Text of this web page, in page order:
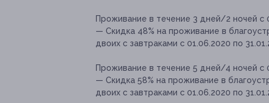
Проживание в течение 3 дней/2 ночей с
— Скидка 48% на проживание в
двоих с завтраками с 01.06.2020 по
Проживание в течение 5 дней/4 ночей с
— Скидка 58% на проживание в
двоих с завтраками с 01.06.2020 по